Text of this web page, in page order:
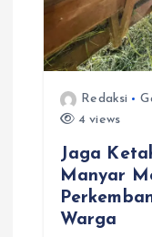
Redaksi
4 views
Jaga
Manyar
Warga